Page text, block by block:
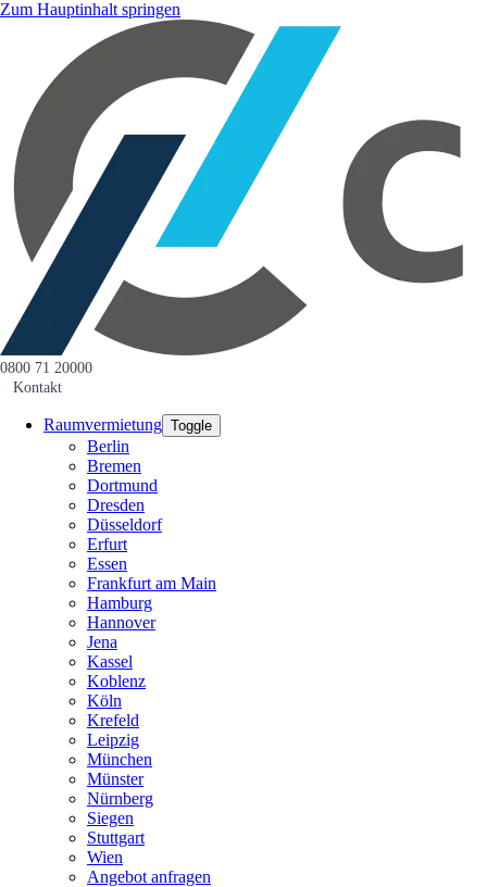
Zum Hauptinhalt springen
0800 71 20000
Kontakt
Raumvermietung Toggle
Berlin
Bremen
Dortmund
Dresden
Düsseldorf
Erfurt
Essen
Frankfurt am Main
Hamburg
Hannover
Jena
Kassel
Koblenz
Köln
Krefeld
Leipzig
München
Münster
Nürnberg
Siegen
Stuttgart
Wien
Angebot anfragen